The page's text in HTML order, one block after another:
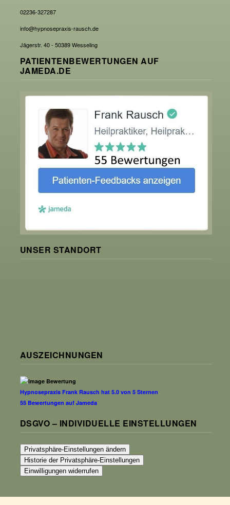
02236-327287
info@hypnosepraxis-rausch.de
Jägerstr. 40 - 50389 Wesseling
PATIENTENBEWERTUNGEN AUF
JAMEDA.DE
UNSER STANDORT
AUSZEICHNUNGEN
Hypnosepraxis Frank Rausch hat 5.0von 5Sternen
55Bewertungen auf Jameda
DSGVO – INDIVIDUELLE EINSTELLUNGEN
Privatsphäre-Einstellungen ändern
Historie der Privatsphäre-Einstellungen
Einwilligungen widerrufen